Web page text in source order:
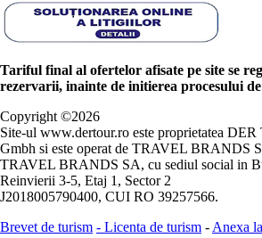
Tariful final al ofertelor afisate pe site se
rezervarii, inainte de initierea procesului
Copyright ©2026
Site-ul www.dertour.ro este proprietatea
Gmbh si este operat de TRAVEL BRANDS
TRAVEL BRANDS SA, cu sediul social in
Reinvierii 3-5, Etaj 1, Sector 2
J2018005790400, CUI RO 39257566.
Brevet de turism - Licenta de turism - Anexa